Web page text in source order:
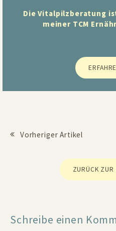
Die Vitalpilzberatung
meiner TCM
Vorheriger Artikel
ZURÜCK
Schreibe einen